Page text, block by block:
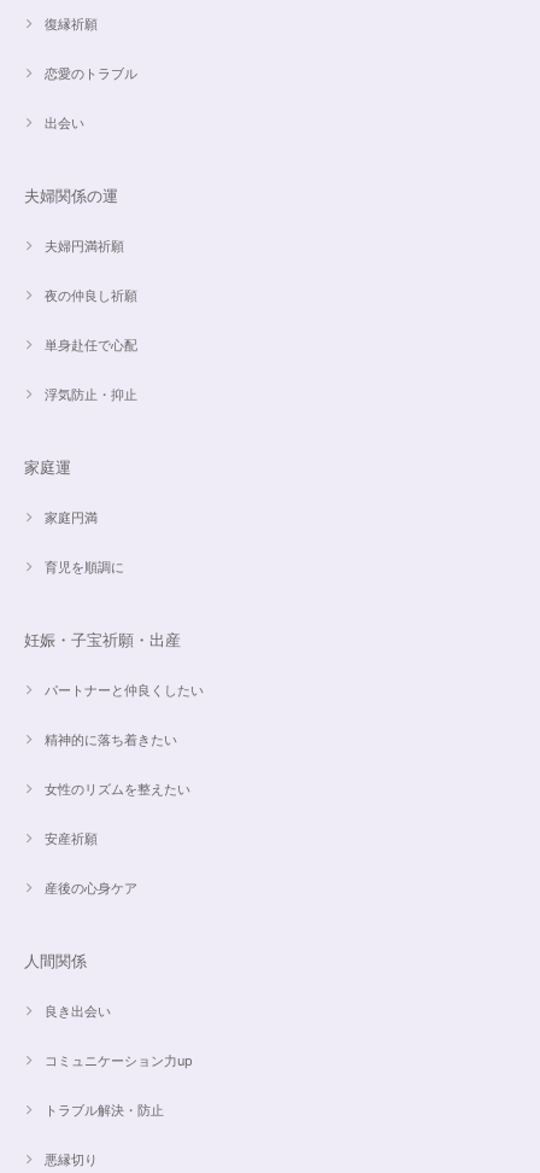
復縁祈願
恋愛のトラブル
出会い
夫婦関係の運
夫婦円満祈願
夜の仲良し祈願
単身赴任で心配
浮気防止・抑止
家庭運
家庭円満
育児を順調に
妊娠・子宝祈願・出産
パートナーと仲良くしたい
精神的に落ち着きたい
女性のリズムを整えたい
安産祈願
産後の心身ケア
人間関係
良き出会い
コミュニケーション力up
トラブル解決・防止
悪縁切り